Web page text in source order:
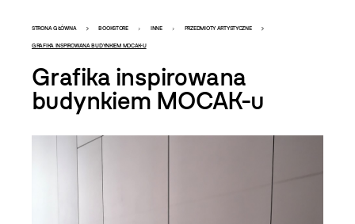
Bookstore
-
szablon
szczegóły
STRONA GŁÓWNA BOOKSTORE INNE PRZEDMIOTY ARTYSTYCZNE
GRAFIKA INSPIROWANA BUDYNKIEM MOCAK-U
Grafika inspirowana
budynkiem MOCAK-u